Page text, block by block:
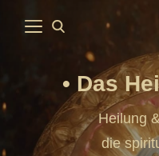
Das
Heilung
die